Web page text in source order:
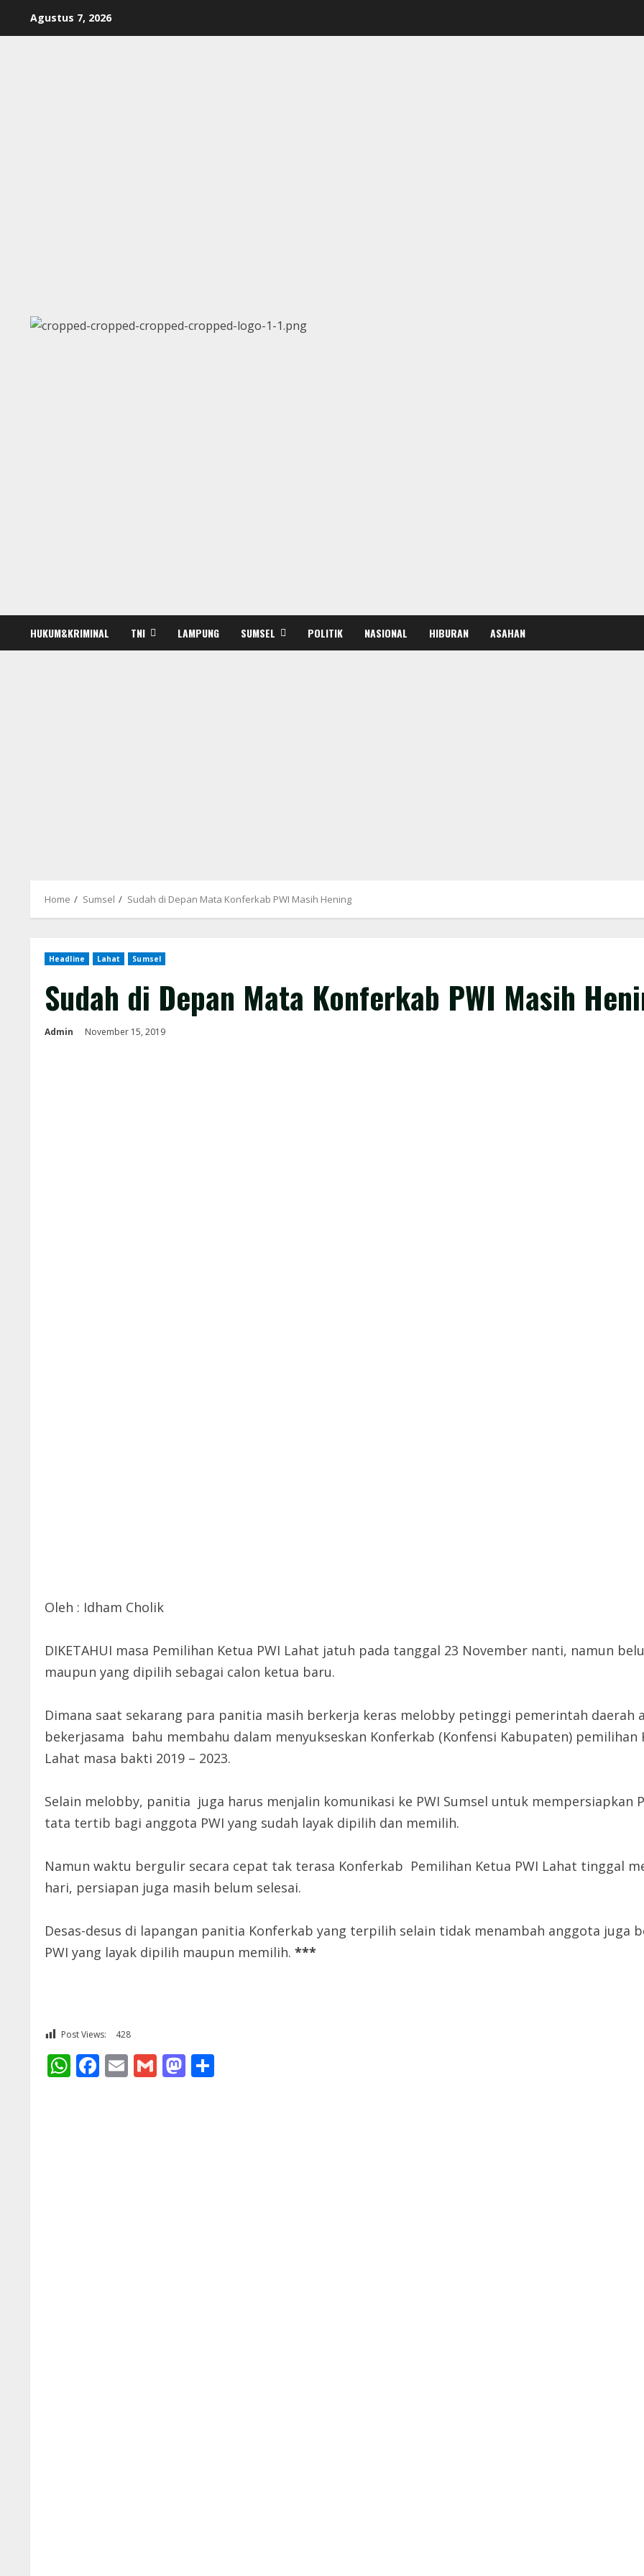
Agustus 7, 2026
HUKUM&KRIMINAL TNI LAMPUNG SUMSEL POLITIK NASIONAL HIBURAN ASAHAN
Home Sumsel Sudah di Depan Mata Konferkab PWI Masih Hening
Headline Lahat Sumsel
Sudah di Depan Mata Konferkab PWI Masih
Admin November 15, 2019
Oleh : Idham Cholik
DIKETAHUI masa Pemilihan Ketua PWI Lahat jatuh pada tanggal 23 November nanti, namun
maupun yang dipilih sebagai calon ketua baru.
Dimana saat sekarang para panitia masih berkerja keras melobby petinggi pemerintah daerah
bekerjasama bahu membahu dalam menyukseskan Konferkab (Konfensi Kabupaten) pemilihan
Lahat masa bakti 2019 – 2023.
Selain melobby, panitia juga harus menjalin komunikasi ke PWI Sumsel untuk mempersiapkan
tata tertib bagi anggota PWI yang sudah layak dipilih dan memilih.
Namun waktu bergulir secara cepat tak terasa Konferkab Pemilihan Ketua PWI Lahat tinggal
hari, persiapan juga masih belum selesai.
Desas-desus di lapangan panitia Konferkab yang terpilih selain tidak menambah anggota juga
PWI yang layak dipilih maupun memilih. ***
Post Views: 428
WhatsApp
Facebook
EmailGmailMastodon